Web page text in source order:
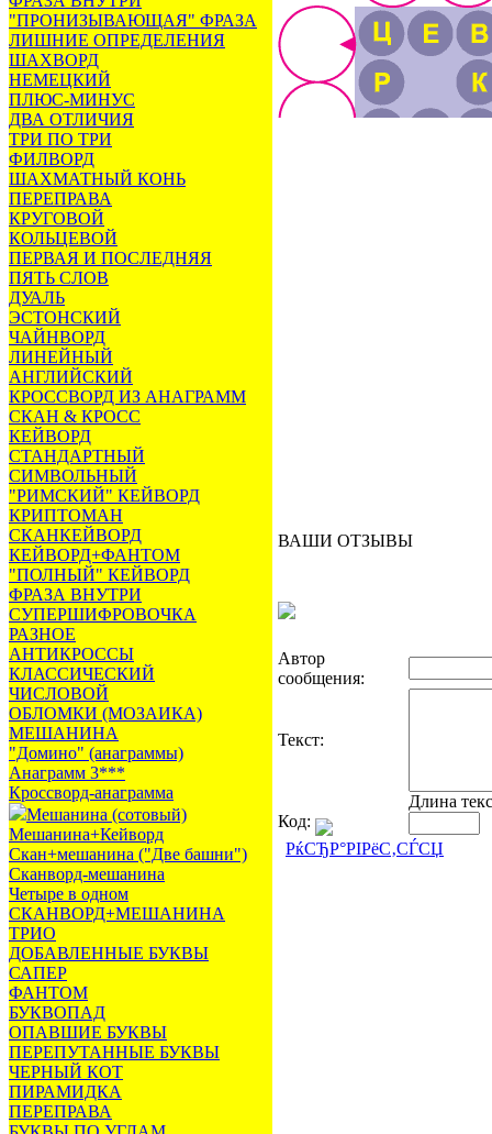
"ПРОНИЗЫВАЮЩАЯ" ФРАЗА
ЛИШНИЕ ОПРЕДЕЛЕНИЯ
ШАХВОРД
НЕМЕЦКИЙ
ПЛЮС-МИНУС
ДВА ОТЛИЧИЯ
ТРИ ПО ТРИ
ФИЛВОРД
ШАХМАТНЫЙ КОНЬ
ПЕРЕПРАВА
КРУГОВОЙ
КОЛЬЦЕВОЙ
ПЕРВАЯ И ПОСЛЕДНЯЯ
ПЯТЬ СЛОВ
ДУАЛЬ
ЭСТОНСКИЙ
ЧАЙНВОРД
ЛИНЕЙНЫЙ
АНГЛИЙСКИЙ
КРОССВОРД ИЗ АНАГРАММ
СКАН & КРОСС
КЕЙВОРД
СТАНДАРТНЫЙ
СИМВОЛЬНЫЙ
"РИМСКИЙ" КЕЙВОРД
КРИПТОМАН
СКАНКЕЙВОРД
КЕЙВОРД+ФАНТОМ
"ПОЛНЫЙ" КЕЙВОРД
ФРАЗА ВНУТРИ
СУПЕРШИФРОВОЧКА
РАЗНОЕ
АНТИКРОССЫ
КЛАССИЧЕСКИЙ
ЧИСЛОВОЙ
ОБЛОМКИ (МОЗАИКА)
МЕШАНИНА
"Домино" (анаграммы)
Анаграмм 3***
Кроссворд-анаграмма
Мешанина (сотовый)
Мешанина+Кейворд
Скан+мешанина ("Две башни")
Сканворд-мешанина
Четыре в одном
СКАНВОРД+МЕШАНИНА
ТРИО
ДОБАВЛЕННЫЕ БУКВЫ
САПЕР
ФАНТОМ
БУКВОПАД
ОПАВШИЕ БУКВЫ
ПЕРЕПУТАННЫЕ БУКВЫ
ЧЕРНЫЙ КОТ
ПИРАМИДКА
ПЕРЕПРАВА
ВАШИ ОТЗЫВЫ
Автор
сообщения:
Текст:
Длина
Код:
РќСЂР°РІРёС‚СЃСЏ